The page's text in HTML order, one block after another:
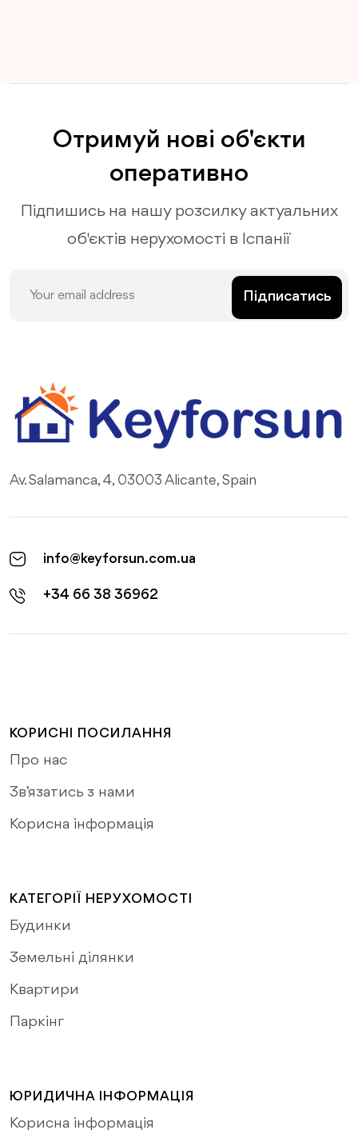
Отримуй нові об'єкти
оперативно
Підпишись на нашу розсилку актуальних
об'єктів нерухомості в Іспанії
Підписатись
Av. Salamanca, 4, 03003 Alicante, Spain
info@keyforsun.com.ua
+34 66 38 36962
КОРИСНІ ПОСИЛАННЯ
Про нас
Зв’язатись з нами
Корисна інформація
КАТЕГОРІЇ НЕРУХОМОСТІ
Будинки
Земельні ділянки
Квартири
Паркінг
ЮРИДИЧНА ІНФОРМАЦІЯ
Корисна інформація